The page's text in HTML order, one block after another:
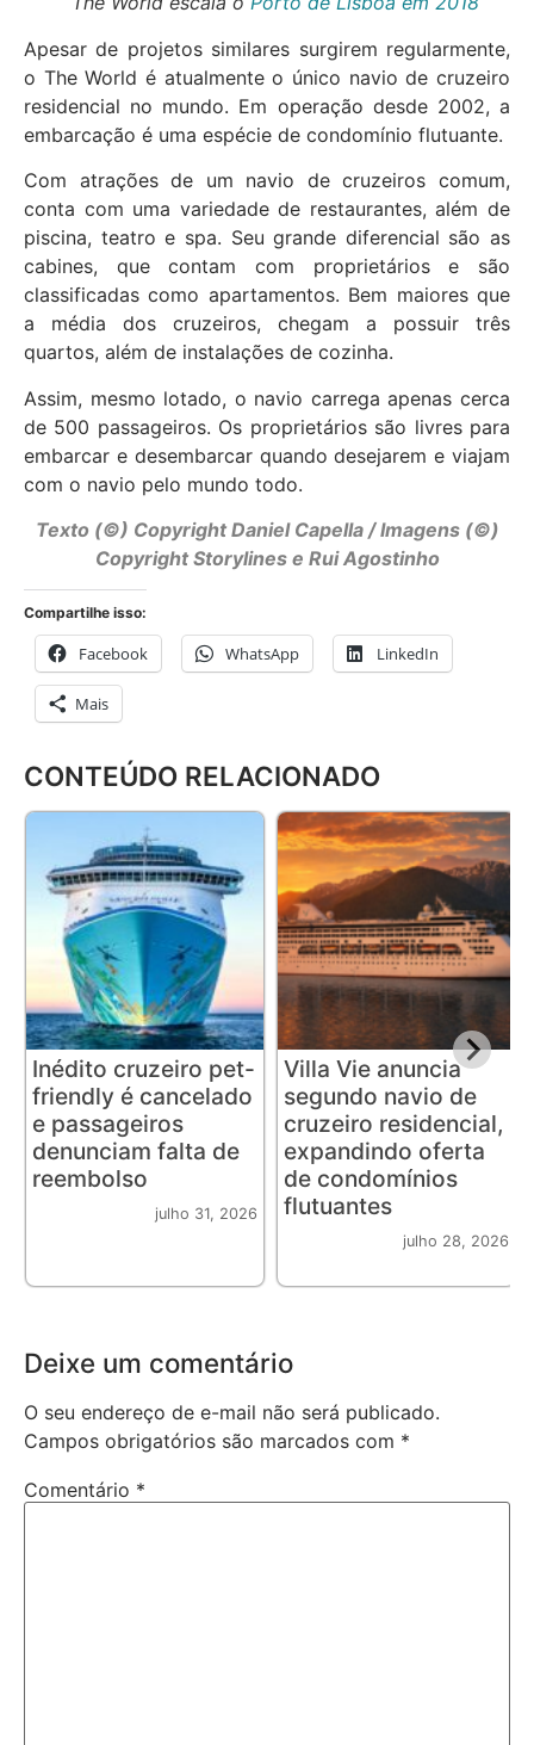
Apesar de projetos similares surgirem regularmente,
o The World é atualmente o único navio de cruzeiro
residencial no mundo. Em operação desde 2002, a
embarcação é uma espécie de condomínio flutuante.
Com atrações de um navio de cruzeiros comum,
conta com uma variedade de restaurantes, além de
piscina, teatro e spa. Seu grande diferencial são as
cabines, que contam com proprietários e são
classificadas como apartamentos. Bem maiores que
a média dos cruzeiros, chegam a possuir três
quartos, além de instalações de cozinha.
Assim, mesmo lotado, o navio carrega apenas cerca
de 500 passageiros. Os proprietários são livres para
embarcar e desembarcar quando desejarem e viajam
com o navio pelo mundo todo.
Texto (©) Copyright Daniel Capella / Imagens (©)
Copyright Storylines e Rui Agostinho
Compartilhe isso:
Facebook WhatsApp LinkedIn
Mais
CONTEÚDO RELACIONADO
Inédito cruzeiro pet-
friendly é cancelado
e passageiros
denunciam falta de
reembolso
julho 31, 2026
Villa Vie anuncia
segundo navio de
cruzeiro residencial,
expandindo oferta
de condomínios
flutuantes
julho 28, 2026
Deixe um comentário
O seu endereço de e-mail não será publicado.
Campos obrigatórios são marcados com *
Comentário *